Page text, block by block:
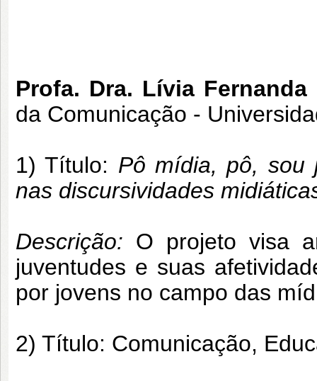
Profa. Dra. Lívia
da Comunicação -
1) Título: Pô mídia, pô, sou
nas discursividades
Descrição: O projeto visa
juventudes e suas
por jovens no campo das
2) Título: Comunicação,